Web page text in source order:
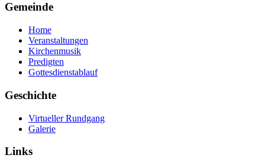
Gemeinde
Home
Veranstaltungen
Kirchenmusik
Predigten
Gottesdienstablauf
Geschichte
Virtueller Rundgang
Galerie
Links